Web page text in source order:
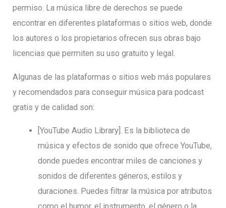
permiso. La música libre de derechos se puede
encontrar en diferentes plataformas o sitios web, donde
los autores o los propietarios ofrecen sus obras bajo
licencias que permiten su uso gratuito y legal.
Algunas de las plataformas o sitios web más populares
y recomendados para conseguir música para podcast
gratis y de calidad son:
[YouTube Audio Library]. Es la biblioteca de
música y efectos de sonido que ofrece YouTube,
donde puedes encontrar miles de canciones y
sonidos de diferentes géneros, estilos y
duraciones. Puedes filtrar la música por atributos